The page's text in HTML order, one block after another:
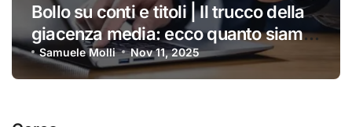
Bollo su conti e titoli | Il trucco della
giacenza media: ecco quanto siamo
costretti a pagare ogni anno
Samuele Molli Nov 11, 2025